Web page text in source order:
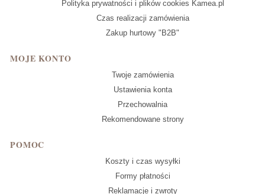
Polityka prywatności i plików cookies Kamea.pl
Czas realizacji zamówienia
Zakup hurtowy "B2B"
MOJE KONTO
Twoje zamówienia
Ustawienia konta
Przechowalnia
Rekomendowane strony
POMOC
Koszty i czas wysyłki
Formy płatności
Reklamacje i zwroty